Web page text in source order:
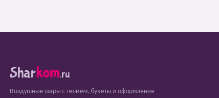
Sharkom.ru
Воздушные шары с гелием, букеты и оформление